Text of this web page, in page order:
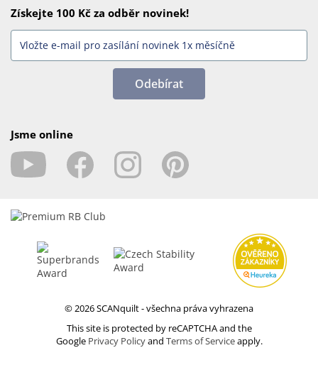
Získejte 100 Kč za odběr novinek!
Odebírat
Jsme online
© 2026 SCANquilt - všechna práva vyhrazena
This site is protected by reCAPTCHA and the
Google Privacy Policyand Terms of Serviceapply.